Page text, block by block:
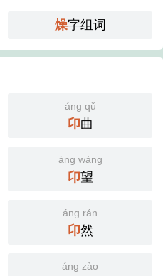
燥字组词
áng qǔ
卬曲
áng wàng
卬望
áng rán
卬然
áng zào